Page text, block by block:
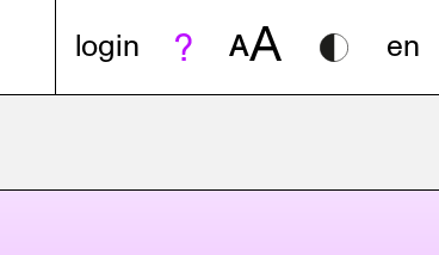
login AA en